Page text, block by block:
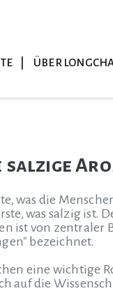
ÜBER
salzige
was die
was salzig ist.
ist von zentraler
bezeichnet.
eine wichtige
auf die